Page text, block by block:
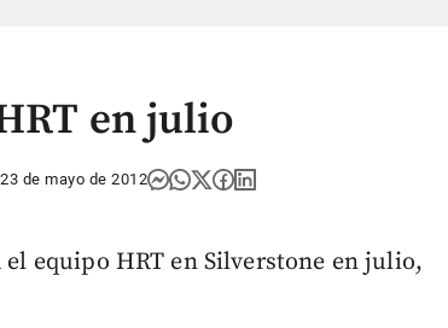
en julio
23 de mayo de 2012
equipo HRT en Silverstone en julio,